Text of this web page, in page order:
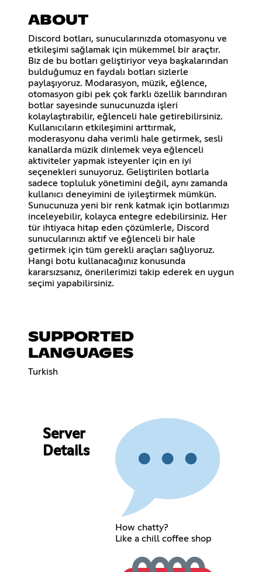
ABOUT
Discord botları, sunucularınızda otomasyonu ve
etkileşimi sağlamak için mükemmel bir araçtır.
Biz de bu botları geliştiriyor veya başkalarından
bulduğumuz en faydalı botları sizlerle
paylaşıyoruz. Modarasyon, müzik, eğlence,
otomasyon gibi pek çok farklı özellik barındıran
botlar sayesinde sunucunuzda işleri
kolaylaştırabilir, eğlenceli hale getirebilirsiniz.
Kullanıcıların etkileşimini arttırmak,
moderasyonu daha verimli hale getirmek, sesli
kanallarda müzik dinlemek veya eğlenceli
aktiviteler yapmak isteyenler için en iyi
seçenekleri sunuyoruz. Geliştirilen botlarla
sadece topluluk yönetimini değil, aynı zamanda
kullanıcı deneyimini de iyileştirmek mümkün.
Sunucunuza yeni bir renk katmak için botlarımızı
inceleyebilir, kolayca entegre edebilirsiniz. Her
tür ihtiyaca hitap eden çözümlerle, Discord
sunucularınızı aktif ve eğlenceli bir hale
getirmek için tüm gerekli araçları sağlıyoruz.
Hangi botu kullanacağınız konusunda
kararsızsanız, önerilerimizi takip ederek en uygun
seçimi yapabilirsiniz.
SUPPORTED
LANGUAGES
Turkish
Server
Details
How chatty?
Like a chill coffee shop